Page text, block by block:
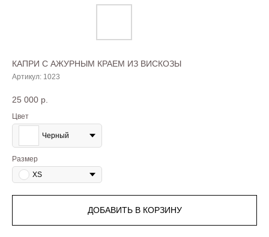
КАПРИ С АЖУРНЫМ КРАЕМ ИЗ ВИСКОЗЫ
Артикул: 1023
25 000 р.
Цвет
Черный
Размер
XS
ДОБАВИТЬ В КОРЗИНУ